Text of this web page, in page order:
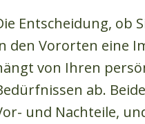
Entscheidung, ob
den Vororten eine
von Ihren
ab.
und Nachteile,